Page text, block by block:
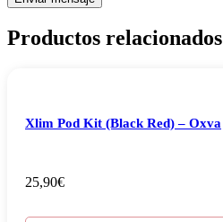
Productos relacionados
Xlim Pod Kit (Black Red) – Oxva
25,90€